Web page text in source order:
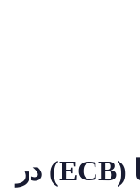
نقش بانک مرکزی اروپا (ECB) در